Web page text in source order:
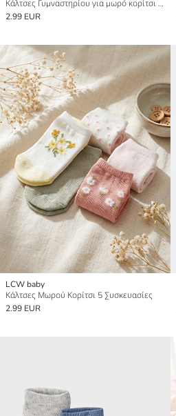
Κάλτσες Γυμναστηρίου για μωρό κορίτσι 5 Pack
2.99 EUR
LCW baby
Κάλτσες Μωρού Κορίτσι 5 Συσκευασίες
2.99 EUR